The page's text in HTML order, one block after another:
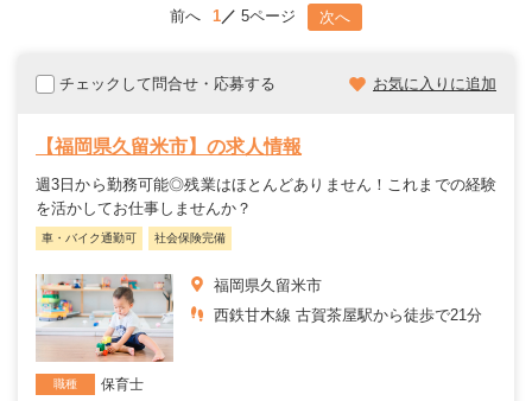
前へ 1 5ページ 次へ
チェックして問合せ・応募する お気に入りに追加
【福岡県久留米市】の求人情報
週3日から勤務可能◎残業はほとんどありません！これまでの経験
を活かしてお仕事しませんか？
車・バイク通勤可 社会保険完備
福岡県久留米市
西鉄甘木線 古賀茶屋駅から徒歩で21分
職種 保育士